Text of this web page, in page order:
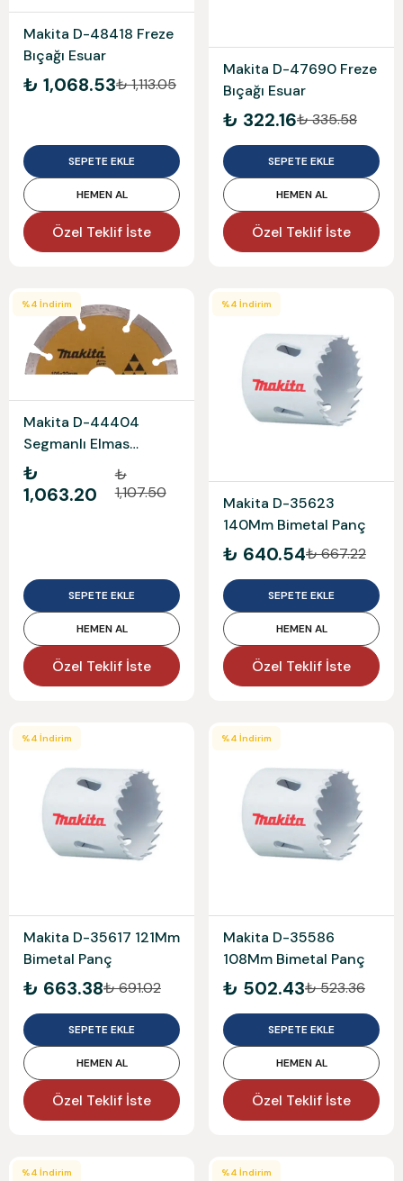
Makita D-48418 Freze
Bıçağı Esuar
₺ 1,068.53₺ 1,113.05
SEPETE EKLE
HEMEN AL
Özel Teklif İste
Makita D-47690 Freze
Bıçağı Esuar
₺ 322.16₺ 335.58
SEPETE EKLE
HEMEN AL
Özel Teklif İste
%4 İndirim
Makita D-44404
Segmanlı Elmas
Testere 18
₺
1,063.20
₺
1,107.50
SEPETE EKLE
HEMEN AL
Özel Teklif İste
%4 İndirim
Makita D-35623
140Mm Bimetal Panç
₺ 640.54₺ 667.22
SEPETE EKLE
HEMEN AL
Özel Teklif İste
%4 İndirim
Makita D-35617 121Mm
Bimetal Panç
₺ 663.38₺ 691.02
SEPETE EKLE
HEMEN AL
Özel Teklif İste
%4 İndirim
Makita D-35586
108Mm Bimetal Panç
₺ 502.43₺ 523.36
SEPETE EKLE
HEMEN AL
Özel Teklif İste
%4 İndirim %4 İndirim